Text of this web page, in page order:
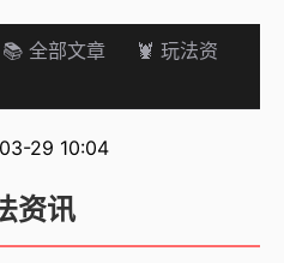
📚 全部文章
🦞 玩法资
29 10:04
资讯